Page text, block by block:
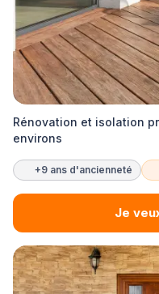
Rénovation et isolation
environs
+9 ans d'ancienneté
Je